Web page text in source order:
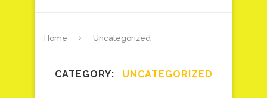
Home Uncategorized
CATEGORY UNCATEGORIZED